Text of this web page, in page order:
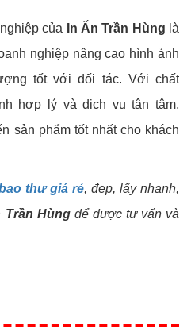
của In Ấn Trần Hùng là
nghiệp nâng cao hình ảnh
tốt với đối tác. Với chất
hợp lý và dịch vụ tận tâm,
sản phẩm tốt nhất cho khách
thư giá rẻ, đẹp, lấy nhanh,
Trần Hùngđể được tư vấn và